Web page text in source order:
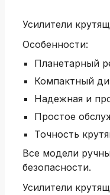
Усилители
Особенности:
Планетарный
Компактный
Надежная и
Простое
Точность
Все модели
безопасности.
Усилители